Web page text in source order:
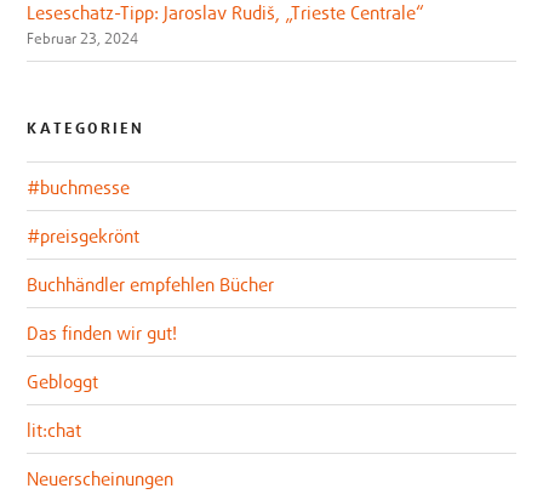
Leseschatz-Tipp: Jaroslav Rudiš, „Trieste Centrale“
Februar 23, 2024
KATEGORIEN
#buchmesse
#preisgekrönt
Buchhändler empfehlen Bücher
Das finden wir gut!
Gebloggt
lit:chat
Neuerscheinungen